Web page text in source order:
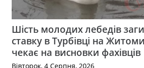
Шість молодих лебедів
ставку в Турбівці на
чекає на висновки фахівців
Вівторок, 4 Серпня, 2026